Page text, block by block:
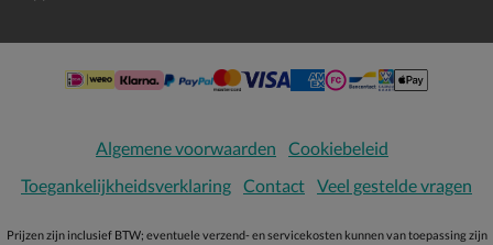
Algemene voorwaarden
Cookiebeleid
Toegankelijkheidsverklaring Contact Veel gestelde vragen
Prijzen zijn inclusief BTW; eventuele verzend- en servicekosten kunnen van toepassing zijn